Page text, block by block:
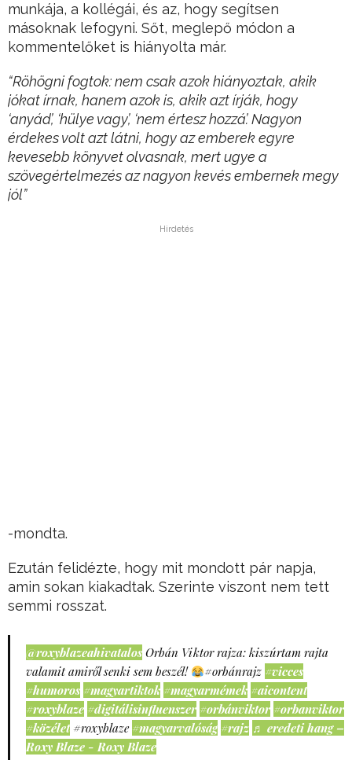
munkája, a kollégái, és az, hogy segítsen
másoknak lefogyni. Sőt, meglepő módon a
kommentelőket is hiányolta már.
“Röhögni fogtok: nem csak azok hiányoztak, akik
jókat írnak, hanem azok is, akik azt írják, hogy
‘anyád’, ‘hülye vagy’, ‘nem értesz hozzá’. Nagyon
érdekes volt azt látni, hogy az emberek egyre
kevesebb könyvet olvasnak, mert ugye a
szövegértelmezés az nagyon kevés embernek megy
jól”
Hirdetés
-mondta.
Ezután felidézte, hogy mit mondott pár napja,
amin sokan kiakadtak. Szerinte viszont nem tett
semmi rosszat.
@roxyblazeahivatalos Orbán Viktor rajza: kiszúrtam rajta
valamit amiről senki sem beszél!
#orbánrajz #vicces
#humoros #magyartiktok #magyarmémek #aicontent
#roxyblaze #digitálisinfluenszer #orbánviktor #orbanviktor
#közélet #roxyblaze #magyarvalóság #rajz ♬ eredeti hang –
Roxy Blaze - Roxy Blaze